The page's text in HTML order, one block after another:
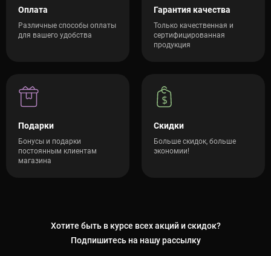
Оплата
Различные способы оплаты
для вашего удобства
Гарантия качества
Только качественная и
сертифицированная
продукция
Подарки
Бонусы и подарки
постоянным клиентам
магазина
Скидки
Больше скидок, больше
экономии!
Хотите быть в курсе всех акций и скидок?
Подпишитесь на нашу рассылку